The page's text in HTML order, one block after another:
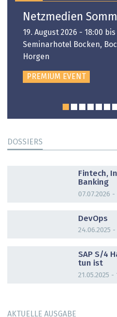
Netzmedien
19. August 2026 - 18:00 bis
Seminarhotel Bocken,
Horgen
PREMIUM EVENT
DOSSIERS
Fintech,
Banking
07.07.2026
DevOps
24.06.2025
SAP S/4
tun ist
21.05.2025
AKTUELLE AUSGABE